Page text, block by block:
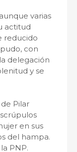
varias
actitud
reducido
con
delegación
y se
Pilar
en sus
del hampa.
PNP.